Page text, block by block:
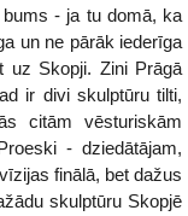
- ja tu domā, ka
un ne pārāk iederīga
uz Skopji. Zini Prāgā
ir divi skulptūru tilti,
citām vēsturiskām
- dziedātājam,
finālā, bet dažus
skulptūru Skopjē